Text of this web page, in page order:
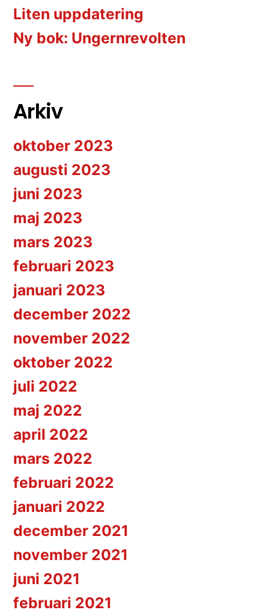
Liten uppdatering
Ny bok: Ungernrevolten
Arkiv
oktober 2023
augusti 2023
juni 2023
maj 2023
mars 2023
februari 2023
januari 2023
december 2022
november 2022
oktober 2022
juli 2022
maj 2022
april 2022
mars 2022
februari 2022
januari 2022
december 2021
november 2021
juni 2021
februari 2021